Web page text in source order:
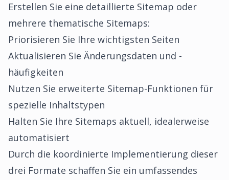
Erstellen Sie eine detaillierte Sitemap oder
mehrere thematische Sitemaps:
Priorisieren Sie Ihre wichtigsten Seiten
Aktualisieren Sie Änderungsdaten und -
häufigkeiten
Nutzen Sie erweiterte Sitemap-Funktionen für
spezielle Inhaltstypen
Halten Sie Ihre Sitemaps aktuell, idealerweise
automatisiert
Durch die koordinierte Implementierung dieser
drei Formate schaffen Sie ein umfassendes